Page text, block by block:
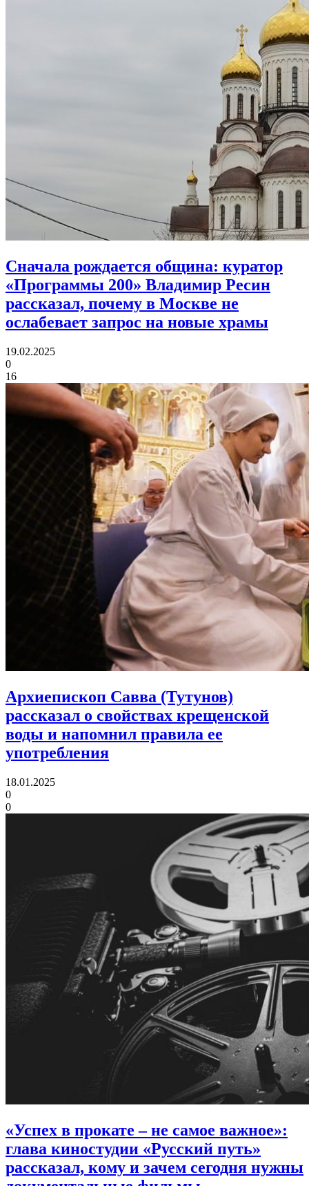
Сначала рождается община: куратор
«Программы 200» Владимир Ресин
рассказал, почему в Москве не
ослабевает запрос на новые храмы
19.02.2025
0
16
Архиепископ Савва (Тутунов)
рассказал о свойствах крещенской
воды и напомнил правила ее
употребления
18.01.2025
0
0
«Успех в прокате – не самое важное»:
глава киностудии «Русский путь»
рассказал, кому и зачем сегодня нужны